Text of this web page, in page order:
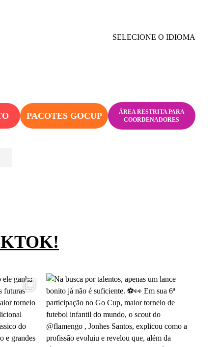
SELECIONE O IDIOMA
PACOTES GOCUP
ÁREA RESTRITA PARA
COORDENADORES